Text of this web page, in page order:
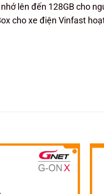
lên đến 128GB cho
cho xe điện Vinfast